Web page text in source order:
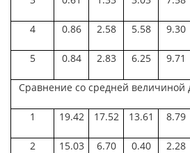
4 0.86 2.58 5.58 9.30
5 0.84 2.83 6.25 9.71
Сравнение со средней величиной
1 19.42 17.52 13.61 8.79
2 15.03 6.70 0.40 2.28